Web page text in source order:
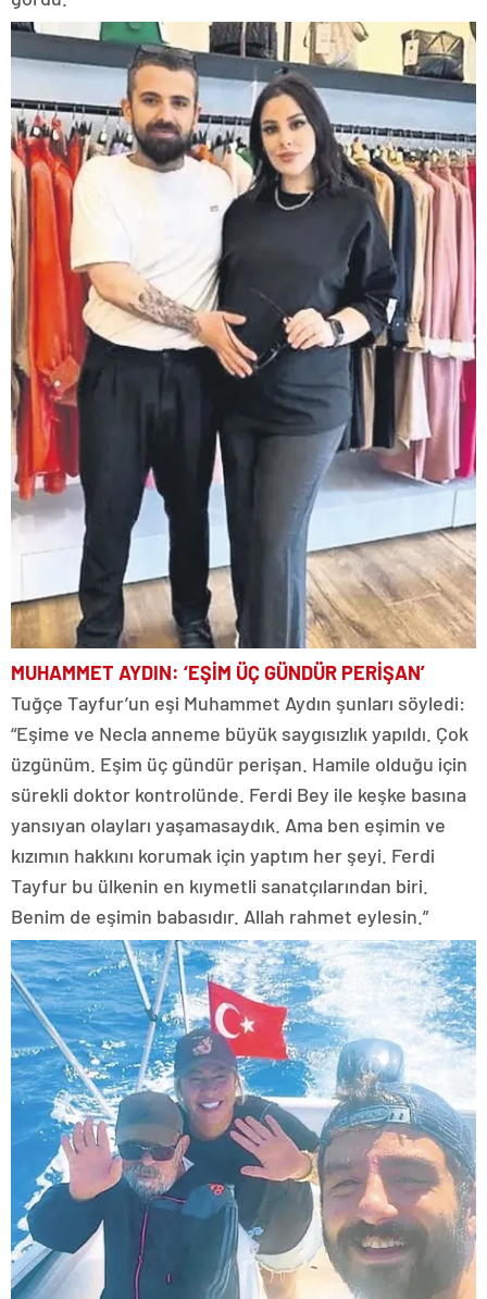
MUHAMMET AYDIN: ‘EŞİM ÜÇ GÜNDÜR PERİŞAN’
Tuğçe Tayfur’un eşi Muhammet Aydın şunları söyledi:
“Eşime ve Necla anneme büyük saygısızlık yapıldı. Çok
üzgünüm. Eşim üç gündür perişan. Hamile olduğu için
sürekli doktor kontrolünde. Ferdi Bey ile keşke basına
yansıyan olayları yaşamasaydık. Ama ben eşimin ve
kızımın hakkını korumak için yaptım her şeyi. Ferdi
Tayfur bu ülkenin en kıymetli sanatçılarından biri.
Benim de eşimin babasıdır. Allah rahmet eylesin.”